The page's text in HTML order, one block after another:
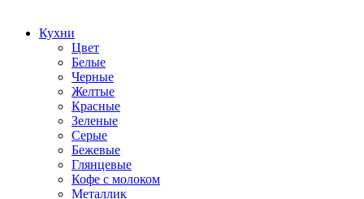
Кухни
Цвет
Белые
Черные
Желтые
Красные
Зеленые
Серые
Бежевые
Глянцевые
Кофе с молоком
Металлик